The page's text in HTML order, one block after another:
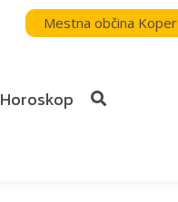
Mestna občina Koper
Horoskop